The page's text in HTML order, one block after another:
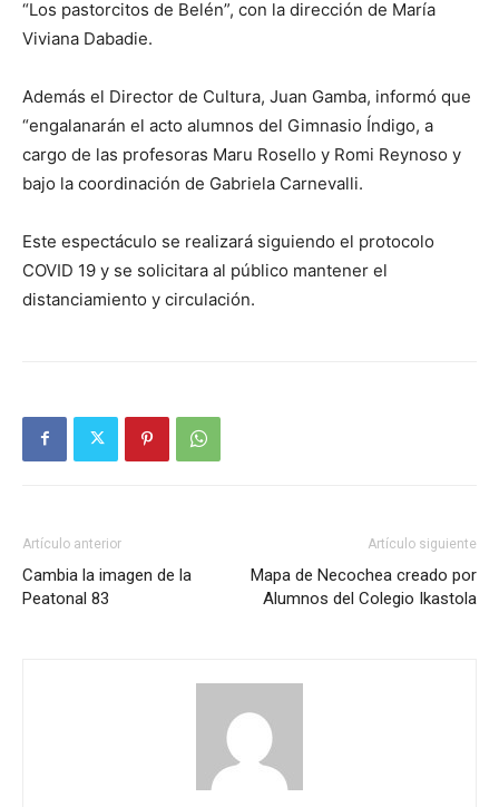
“Los pastorcitos de Belén”, con la dirección de María
Viviana Dabadie.
Además el Director de Cultura, Juan Gamba, informó que
“engalanarán el acto alumnos del Gimnasio Índigo, a
cargo de las profesoras Maru Rosello y Romi Reynoso y
bajo la coordinación de Gabriela Carnevalli.
Este espectáculo se realizará siguiendo el protocolo
COVID 19 y se solicitara al público mantener el
distanciamiento y circulación.
Artículo anterior
Cambia la imagen de la
Peatonal 83
Artículo siguiente
Mapa de Necochea creado por
Alumnos del Colegio Ikastola